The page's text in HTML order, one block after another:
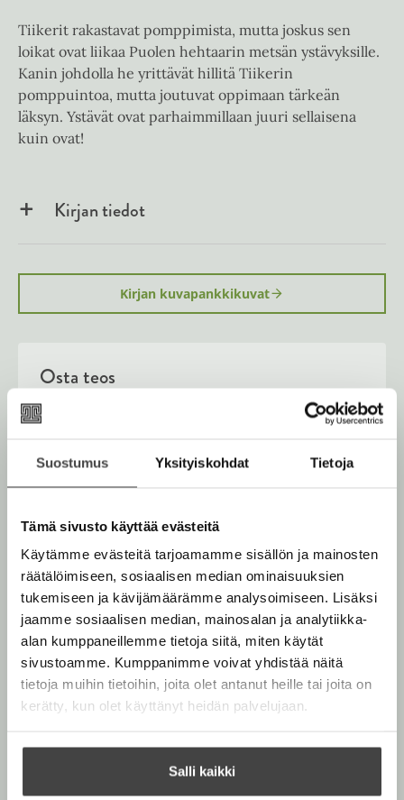
Suostumus Yksityiskohdat Tietoja
Tämä sivusto käyttää evästeitä
Käytämme evästeitä tarjoamamme sisällön ja mainosten
räätälöimiseen, sosiaalisen median ominaisuuksien
tukemiseen ja kävijämäärämme analysoimiseen. Lisäksi
jaamme sosiaalisen median, mainosalan ja analytiikka-
alan kumppaneillemme tietoja siitä, miten käytät
sivustoamme. Kumppanimme voivat yhdistää näitä
tietoja muihin tietoihin, joita olet antanut heille tai joita on
kerätty, kun olet käyttänyt heidän palvelujaan.
Salli kaikki
Tiikerit rakastavat pomppimista, mutta joskus sen
loikat ovat liikaa Puolen hehtaarin metsän ystävyksille.
Kanin johdolla he yrittävät hillitä Tiikerin
pomppuintoa, mutta joutuvat oppimaan tärkeän
läksyn. Ystävät ovat parhaimmillaan juuri sellaisena
kuin ovat!
Kirjan tiedot
Kirjan kuvapankkikuvat
Osta teos
u
u
t
l
Rikastettu e-kirja
o
o
b
a
a
K
t
e
l
e
Äänikirja
B
b
e
a
t
A
u
k
e
Muut teokset
Marraskuu 2026 Marraskuu 2026